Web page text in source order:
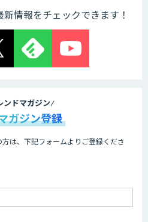
情報をチェックできます！
ンドマガジン
ガジン登録
は、下記フォームよりご登録くださ